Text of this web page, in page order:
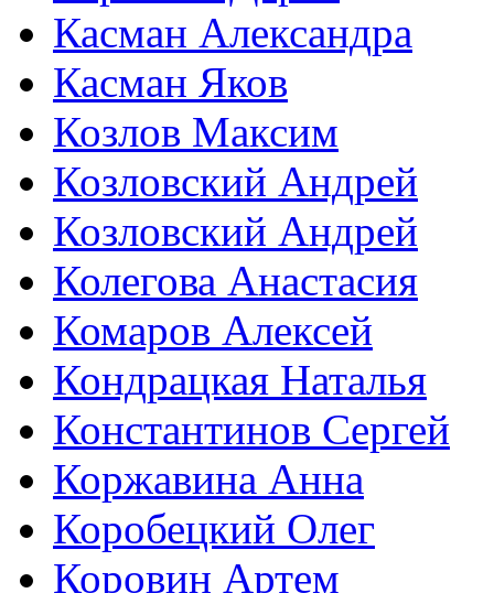
Касман Александра
Касман Яков
Козлов Максим
Козловский Андрей
Козловский Андрей
Колегова Анастасия
Комаров Алексей
Кондрацкая Наталья
Константинов Сергей
Коржавина Анна
Коробецкий Олег
Коровин Артем